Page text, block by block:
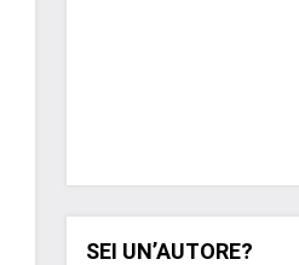
SEI UN’AUTORE?